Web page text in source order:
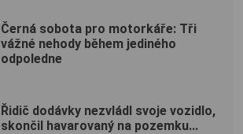
Černá sobota pro motorkáře: Tři
vážné nehody během jediného
odpoledne
Řidič dodávky nezvládl svoje vozidlo,
skončil havarovaný na pozemku...